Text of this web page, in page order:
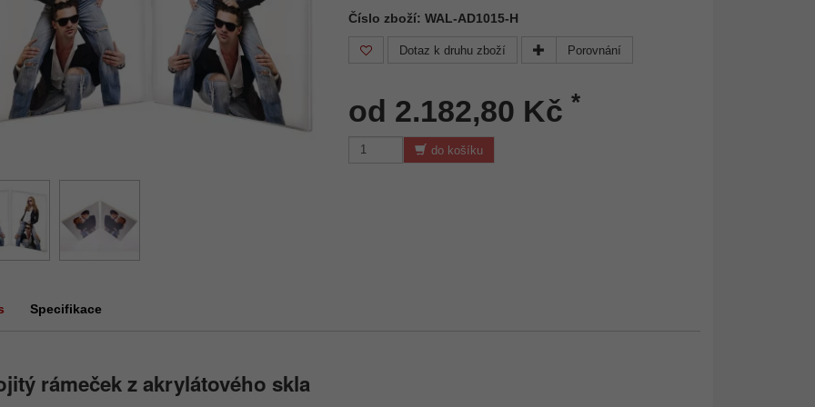
Číslo zboží: WAL-AD1015-H
Dotaz k druhu zboží Porovnání
od 2.182,80 Kč *
do košíku
Specifikace
rámeček z akrylátového skla